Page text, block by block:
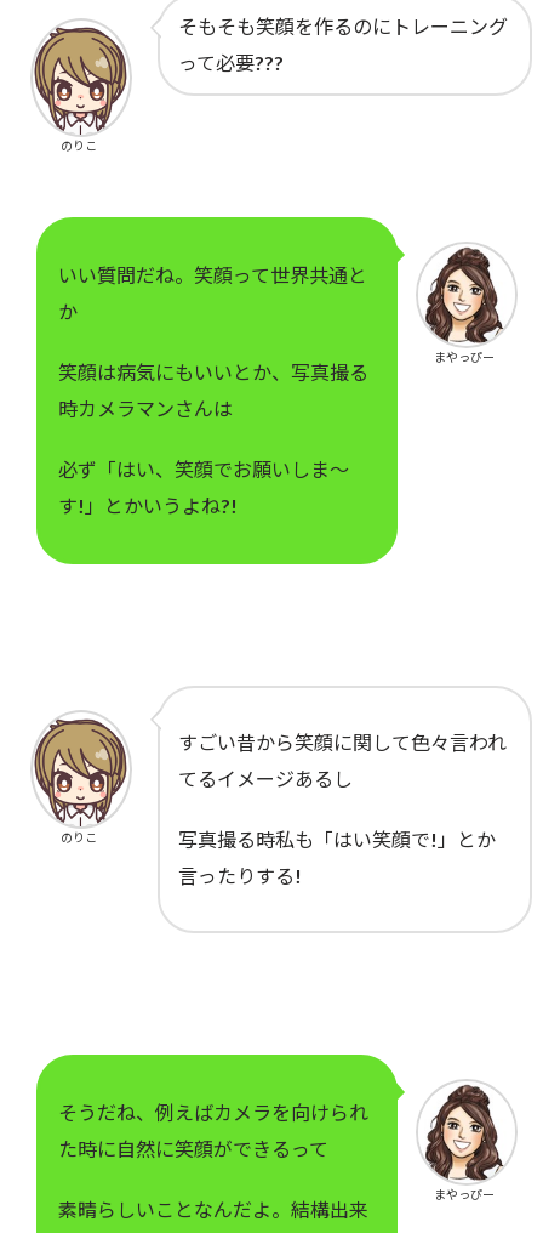
そもそも笑顔を作るのにトレーニング
って必要???
のりこ
いい質問だね。笑顔って世界共通と
か
笑顔は病気にもいいとか、写真撮る
時カメラマンさんは
必ず「はい、笑顔でお願いしま～
す!」とかいうよね?!
まやっぴー
すごい昔から笑顔に関して色々言われ
てるイメージあるし
写真撮る時私も「はい笑顔で!」とか
言ったりする!
のりこ
そうだね、例えばカメラを向けられ
た時に自然に笑顔ができるって
素晴らしいことなんだよ。結構出来
まやっぴー